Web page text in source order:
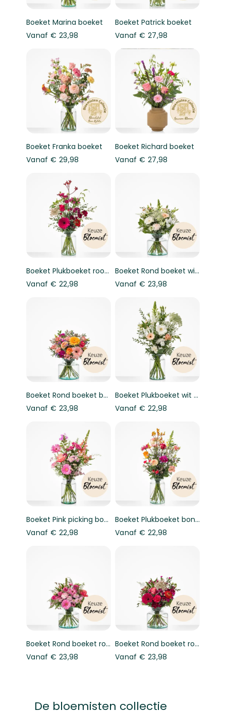
Boeket Marina boeket
Vanaf € 23,98
Boeket Patrick boeket
Vanaf € 27,98
Boeket Franka boeket
Vanaf € 29,98
Boeket Richard boeket
Vanaf € 27,98
Boeket Plukboeket rood - Keuze bloemist
Vanaf € 22,98
Boeket Rond boeket wit - Keuze bloemist
Vanaf € 23,98
Boeket Rond boeket bont - Keuze bloemist
Vanaf € 23,98
Boeket Plukboeket wit - Keuze bloemist
Vanaf € 22,98
Boeket Pink picking bouquet - Florist's choice
Vanaf € 22,98
Boeket Plukboeket bont - Keuze bloemist
Vanaf € 22,98
Boeket Rond boeket roze - Keuze bloemist
Vanaf € 23,98
Boeket Rond boeket rood - Keuze bloemist
Vanaf € 23,98
De bloemisten collectie